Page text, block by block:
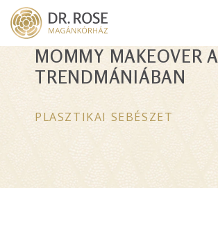
Skip
main
MOMMY MAKEOVER A
TRENDMÁNIÁBAN
PLASZTIKAI SEBÉSZET